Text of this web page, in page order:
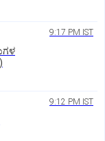
9:17 PM IST
9:12 PM IST